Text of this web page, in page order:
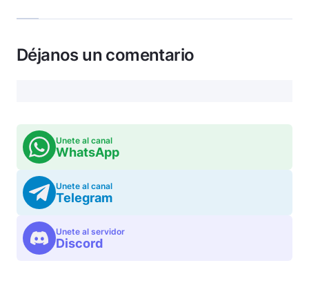
Déjanos un comentario
Unete al canal
WhatsApp
Unete al canal
Telegram
Unete al servidor
Discord